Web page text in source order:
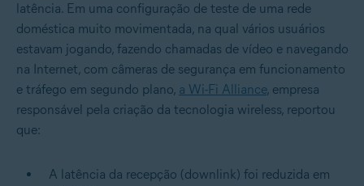
latência. Em uma configuração de teste de uma rede
doméstica muito movimentada, na qual vários usuários
estavam jogando, fazendo chamadas de vídeo e navegando
na Internet, com câmeras de segurança em funcionamento
e tráfego em segundo plano, a Wi-Fi Alliance, empresa
responsável pela criação da tecnologia wireless, reportou
que:
A latência da recepção (downlink) foi reduzida em